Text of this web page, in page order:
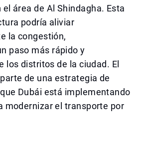
área de Al Shindagha. Esta
podría aliviar
la congestión,
paso más rápido y
los distritos de la ciudad. El
de una estrategia de
Dubái está implementando
modernizar el transporte por